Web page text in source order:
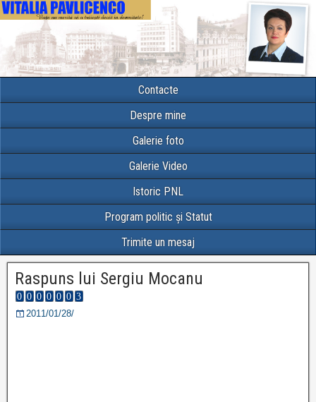
Contacte
Despre mine
Galerie foto
Galerie Video
Istoric PNL
Program politic și Statut
Trimite un mesaj
Raspuns lui Sergiu Mocanu
2011/01/28/